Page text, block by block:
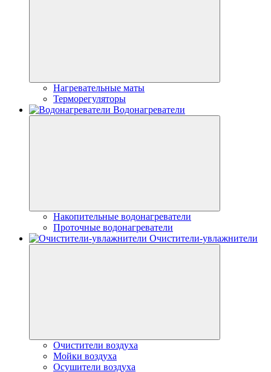
Нагревательные маты
Терморегуляторы
Водонагреватели
Накопительные водонагреватели
Проточные водонагреватели
Очистители-увлажнители
Очистители воздуха
Мойки воздуха
Осушители воздуха